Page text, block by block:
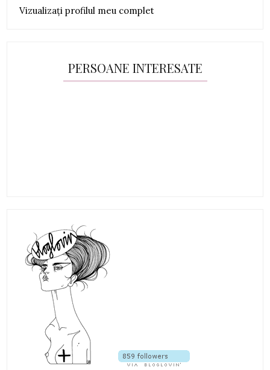
Vizualizați profilul meu complet
PERSOANE INTERESATE